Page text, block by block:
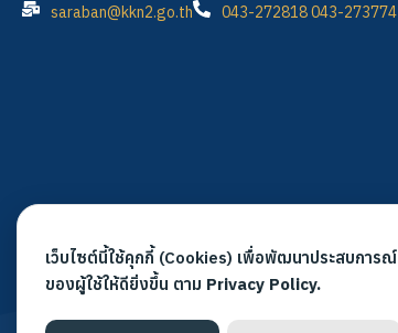
saraban@kkn2.go.th
043-272818 043-273774
เว็บไซต์นี้ใช้คุกกี้ (Cookies) เพื่อพัฒนาประสบการณ์
ของผู้ใช้ให้ดียิ่งขึ้น ตาม Privacy Policy.